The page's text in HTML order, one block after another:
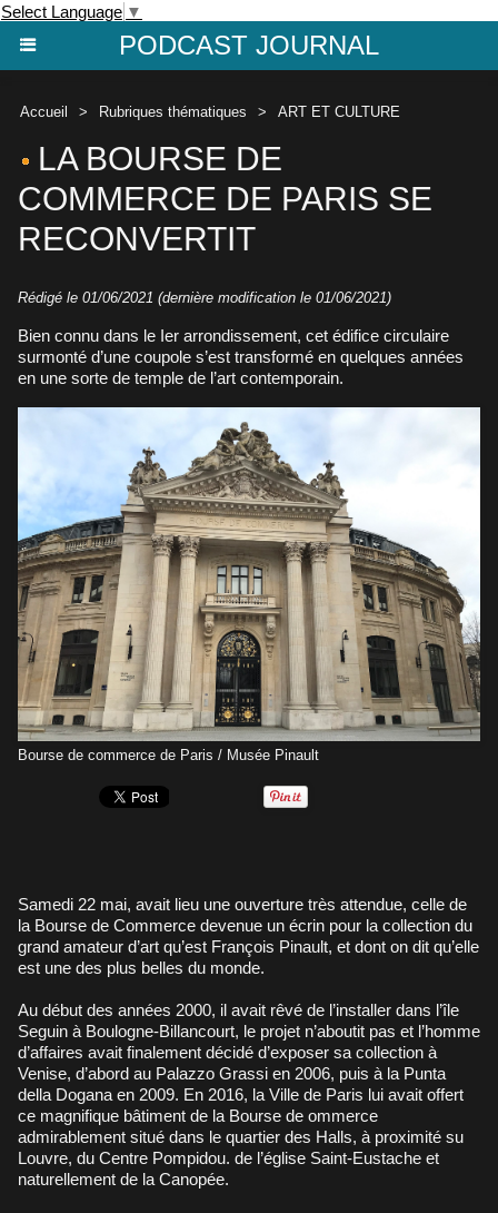
Select Language ▼
PODCAST JOURNAL
Accueil > Rubriques thématiques > ART ET CULTURE
LA BOURSE DE
COMMERCE DE PARIS SE
RECONVERTIT
Rédigé le 01/06/2021 (dernière modification le 01/06/2021)
Bien connu dans le Ier arrondissement, cet édifice circulaire
surmonté d’une coupole s’est transformé en quelques années
en une sorte de temple de l’art contemporain.
Bourse de commerce de Paris / Musée Pinault
Samedi 22 mai, avait lieu une ouverture très attendue, celle de
la Bourse de Commerce devenue un écrin pour la collection du
grand amateur d’art qu’est François Pinault, et dont on dit qu’elle
est une des plus belles du monde.
Au début des années 2000, il avait rêvé de l’installer dans l’île
Seguin à Boulogne-Billancourt, le projet n’aboutit pas et l’homme
d’affaires avait finalement décidé d’exposer sa collection à
Venise, d’abord au Palazzo Grassi en 2006, puis à la Punta
della Dogana en 2009. En 2016, la Ville de Paris lui avait offert
ce magnifique bâtiment de la Bourse de ommerce
admirablement situé dans le quartier des Halls, à proximité su
Louvre, du Centre Pompidou. de l’église Saint-Eustache et
naturellement de la Canopée.